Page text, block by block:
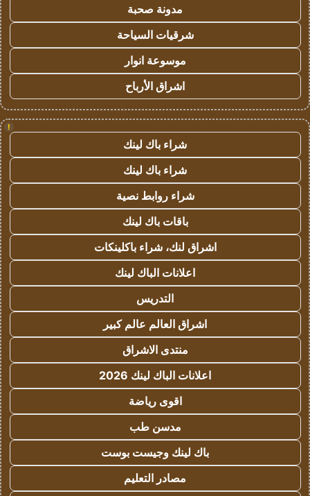
مدونة صحبة
شرقيات السياحة
موسوعة انوار
اشراق الأرباح
!
شراء باك لينك
شراء باك لينك
شراء روابط نصية
باقات باك لينك
اشراق لنك، شراء باكلينكات
اعلانات الباك لينك
التدريس
اشراق العالم عالم كبير
منتدى الاشراق
اعلانات الباك لينك 2026
اقوى رياضة
مدسن طب
باك لينك وجيست بوست
مصادر التعليم